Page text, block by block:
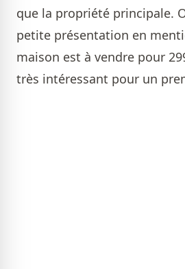
que la propriété principale.
petite présentation en
maison est à vendre pour
très intéressant pour un